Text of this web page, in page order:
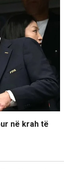
në krah të